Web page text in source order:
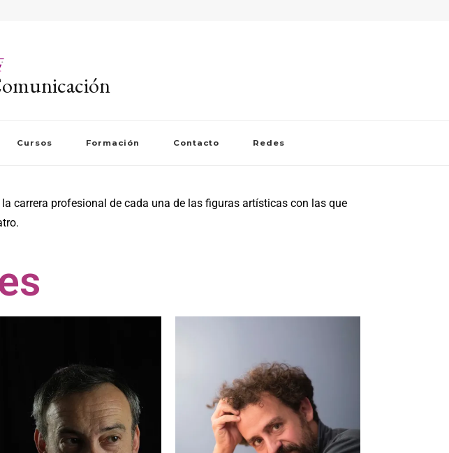
Cursos Formación Contacto Redes
carrera profesional de cada una de las figuras artísticas con las que